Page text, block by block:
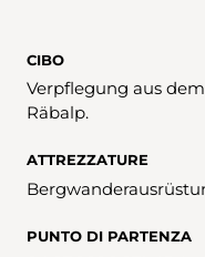
CIBO
Verpflegung aus
Räbalp.
ATTREZZATURE
PUNTO DI PARTENZA